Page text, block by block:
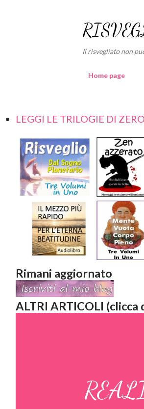
Il risvegliato non
Home page
LEGGI LE TRILOGIE DI ZERO
Rimani aggiornato
ALTRI ARTICOLI